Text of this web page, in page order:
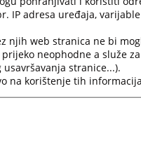
ukoliko ocijeni da je
predložiti strankama
zakonom..
do zaključenja
IP adresa uređaja,
njih web stranica ne bi
neophodne a služe
stranice...).
na korištenje tih